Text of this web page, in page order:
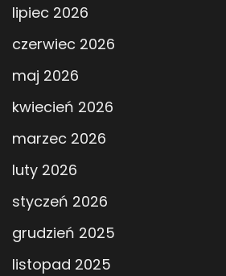
lipiec 2026
czerwiec 2026
maj 2026
kwiecień 2026
marzec 2026
luty 2026
styczeń 2026
grudzień 2025
listopad 2025